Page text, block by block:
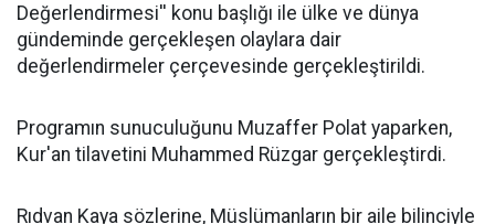
Değerlendirmesi'' konu başlığı ile ülke ve dünya
gündeminde gerçekleşen olaylara dair
değerlendirmeler çerçevesinde gerçekleştirildi.
Programın sunuculuğunu Muzaffer Polat yaparken,
Kur'an tilavetini Muhammed Rüzgar gerçekleştirdi.
Rıdvan Kaya sözlerine, Müslümanların bir aile bilinciyle